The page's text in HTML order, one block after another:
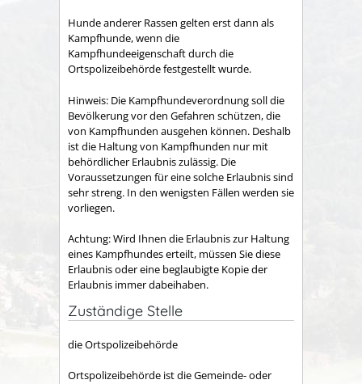
Hunde anderer Rassen gelten erst dann als
Kampfhunde, wenn die
Kampfhundeeigenschaft durch die
Ortspolizeibehörde festgestellt wurde.
Hinweis: Die Kampfhundeverordnung soll die
Bevölkerung vor den Gefahren schützen, die
von Kampfhunden ausgehen können. Deshalb
ist die Haltung von Kampfhunden nur mit
behördlicher Erlaubnis zulässig. Die
Voraussetzungen für eine solche Erlaubnis sind
sehr streng. In den wenigsten Fällen werden sie
vorliegen.
Achtung: Wird Ihnen die Erlaubnis zur Haltung
eines Kampfhundes erteilt, müssen Sie diese
Erlaubnis oder eine beglaubigte Kopie der
Erlaubnis immer dabeihaben.
Zuständige Stelle
die Ortspolizeibehörde
Ortspolizeibehörde ist die Gemeinde- oder